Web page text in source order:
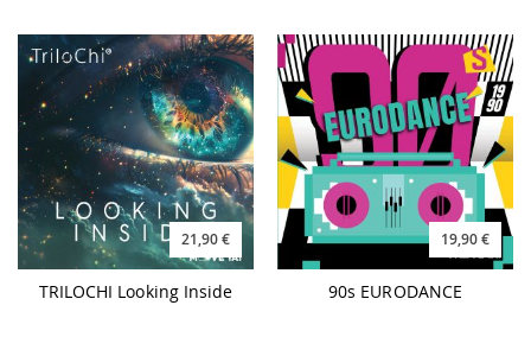
21,90 €
TRILOCHI Looking Inside
19,90 €
90s EURODANCE